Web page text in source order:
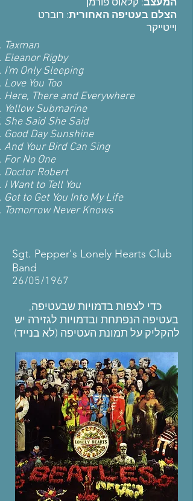
המעצב: קלאוס פורמן
הצלם בעטיפה האחורית: רוברט
וייטייקר
Taxman
Eleanor Rigby
I'm Only Sleeping
Love You Too
Here, There and Everywhere
Yellow Submarine
She Said She Said
Good Day Sunshine
And Your Bird Can Sing
For No One
Doctor Robert
I Want to Tell You
Got to Get You Into My Life
Tomorrow Never Knows
Sgt. Pepper's Lonely Hearts Club
Band
26/05/1967
כדי לצפות בדמויות שבעטיפה,
בעטיפה הנפתחת ובדמויות לגזירה יש
להקליק על תמונת העטיפה (לא בנייד)